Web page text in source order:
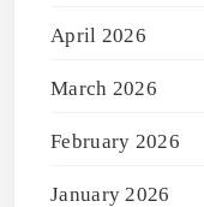
April 2026
March 2026
February 2026
January 2026